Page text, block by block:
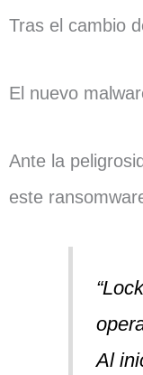
Tras el cambio
El nuevo
Ante la
este
Al